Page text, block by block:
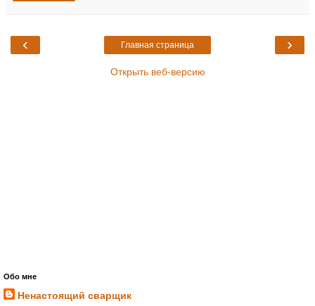
‹ ›
Главная страница
Открыть веб-версию
Обо мне
Ненастоящий сварщик